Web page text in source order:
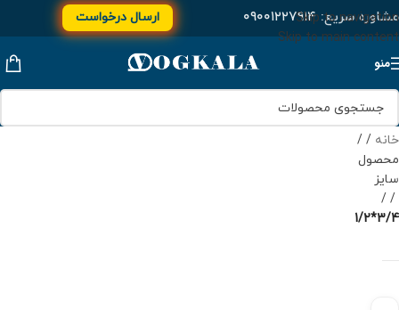
Skip to navigation
Skip to main content
مشاوره سریع:۰۹۰۰۱۲۲۷۹۱۴ ارسال درخواست
منو
خانه /
محصول
سایز
/
3/4*1/2